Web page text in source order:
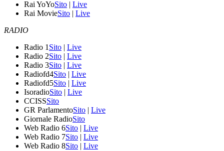
Rai YoYoSito | Live
Rai MovieSito | Live
RADIO
Radio 1 Sito | Live
Radio 2Sito | Live
Radio 3Sito | Live
Radiofd4Sito | Live
Radiofd5Sito | Live
IsoradioSito | Live
CCISSSito
GR ParlamentoSito | Live
Giornale RadioSito
Web Radio 6Sito | Live
Web Radio 7Sito | Live
Web Radio 8Sito | Live